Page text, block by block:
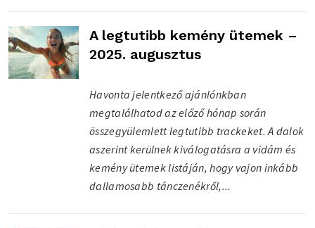
A legtutibb kemény ütemek –
2025. augusztus
Havonta jelentkező ajánlónkban
megtalálhatod az előző hónap során
összegyülemlett legtutibb trackeket. A dalok
aszerint kerülnek kiválogatásra a vidám és
kemény ütemek listáján, hogy vajon inkább
dallamosabb tánczenékről,...